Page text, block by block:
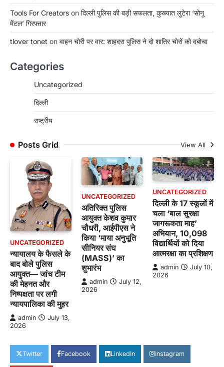
Tools For Creators on दिल्ली पुलिस की बड़ी सफलता, कुख्यात लुटेरा ‘सोनू
मेंटल’ गिरफ्तार
tlover tonet on वाहन चोरी पर वार: शाहदरा पुलिस ने दो शातिर चोरों को दबोचा
Categories
Uncategorized
दिल्ली
राष्ट्रीय
Posts Grid View All
UNCATEGORIZED
न्यायालय के फैसले के
बाद बोले पुलिस
आयुक्त— जांच टीम
की मेहनत और
निष्पक्षता पर लगी
न्यायपालिका की मुहर
admin
July 13,
2026
UNCATEGORIZED
अतिरिक्त पुलिस
आयुक्त केशव कुमार
चौधरी, आईपीएस ने
किया ‘माया अनुभूति
सीनियर संघ
(MASS)’ का
शुभारंभ
admin
July 12,
2026
UNCATEGORIZED
दिल्ली के 17 स्कूलों में
चला ‘बाल सुरक्षा
जागरूकता माह’
अभियान, 10,098
विद्यार्थियों को दिया
आत्मरक्षा का प्रशिक्षण
admin
July 10,
2026
Twitter Facebook LinkedIn Instagram